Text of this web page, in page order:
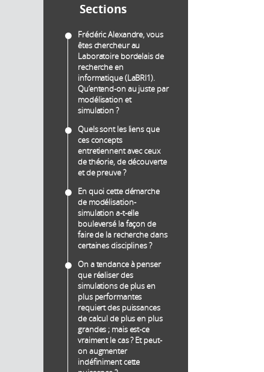
Sections
Frédéric Alexandre, vous
êtes chercheur au
Laboratoire bordelais de
recherche en
informatique (LaBRI1).
Qu’entend-on au juste par
modélisation et
simulation ?
Quels sont les liens que
ces concepts
entretiennent avec ceux
de théorie, de découverte
et de preuve ?
En quoi cette démarche
de modélisation-
simulation a-t-elle
bouleversé la façon de
faire de la recherche dans
certaines disciplines ?
On a tendance à penser
que réaliser des
simulations de plus en
plus performantes
requiert des puissances
de calcul de plus en plus
grandes ; mais est-ce
vraiment le cas ? Et peut-
on augmenter
indéfiniment cette